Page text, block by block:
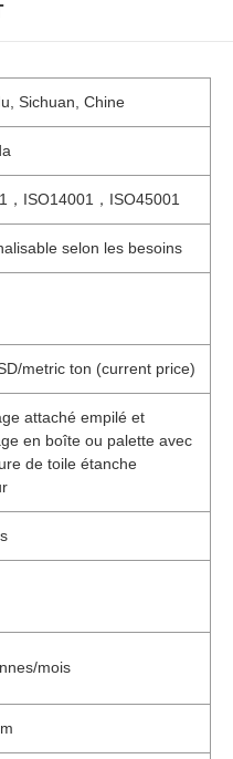
Sichuan, Chine
，ISO14001，ISO45001
selon les besoins
metric ton (current price)
attaché empilé et
en boîte ou palette avec
de toile étanche
mois